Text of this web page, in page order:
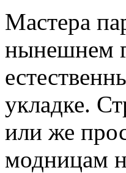
Мастера
нынешнем
укладке.
или же
модницам